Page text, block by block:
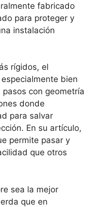
fabricado
para proteger y
instalación
rígidos, el
bien
con geometría
donde
para salvar
En su artículo,
permite pasar y
que otros
sea la mejor
que en